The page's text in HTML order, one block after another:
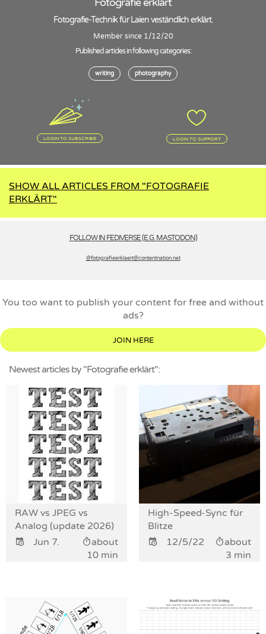
Fotografie-Technik für Laien veständlich erklärt.
Member since 1/12/20
Published articles in following categories:
writing photography
LOGIN TO SUBSCRIBE LOGIN TO SUPPORT
SHOW ALL ARTICLES FROM "FOTOGRAFIE
ERKLÄRT"
FOLLOW IN FEDIVERSE (E.G. MASTODON)
@fotografieerklaert­@contentnation.net
Newest articles by "Fotografie erklärt":
RAW vs JPEG vs
Analog (update 2026)
Jun 7.
about
10 min
High-Speed-Sync für
Blitze
12/5/22
about
3 min
You too want to publish your content for free and without
ads?
JOIN HERE